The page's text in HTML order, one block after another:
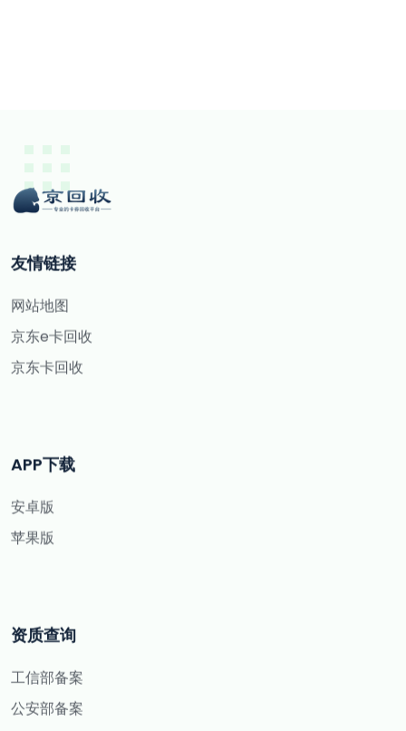
友情链接
网站地图
京东e卡回收
京东卡回收
APP下载
安卓版
苹果版
资质查询
工信部备案
公安部备案